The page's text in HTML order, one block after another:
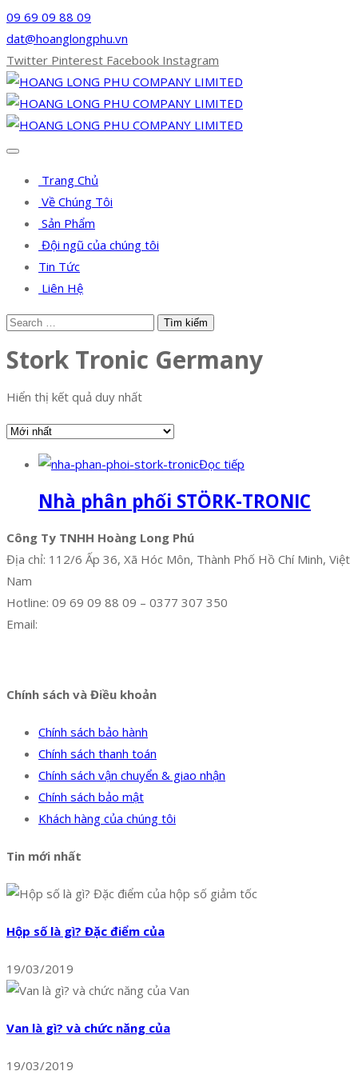
09 69 09 88 09
dat@hoanglongphu.vn
Twitter Pinterest Facebook Instagram
Trang Chủ
Về Chúng Tôi
Sản Phẩm
Đội ngũ của chúng tôi
Tin Tức
Liên Hệ
Stork Tronic Germany
Hiển thị kết quả duy nhất
Đọc tiếp
Nhà phân phối STÖRK-TRONIC
Công Ty TNHH Hoàng Long Phú
Địa chỉ: 112/6 Ấp 36, Xã Hóc Môn, Thành Phố Hồ Chí Minh, Việt
Nam
Hotline: 09 69 09 88 09 – 0377 307 350
Email:
Chính sách và Điều khoản
Chính sách bảo hành
Chính sách thanh toán
Chính sách vận chuyển & giao nhận
Chính sách bảo mật
Khách hàng của chúng tôi
Tin mới nhất
Hộp số là gì? Đặc điểm của
19/03/2019
Van là gì? và chức năng của
19/03/2019